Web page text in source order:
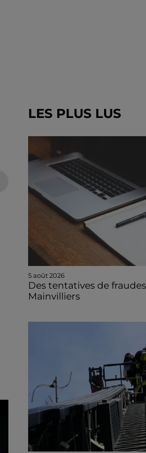
LES PLUS LUS
5 août 2026
Des tentatives de
Mainvilliers